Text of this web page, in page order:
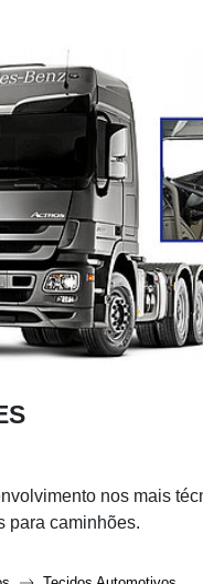
nos mais
para caminhões.